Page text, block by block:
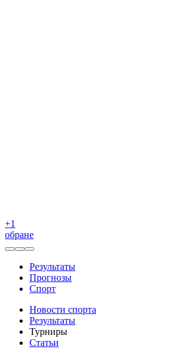
+1
обране
Результаты
Прогнозы
Спорт
Новости спорта
Результаты
Турниры
Статьи